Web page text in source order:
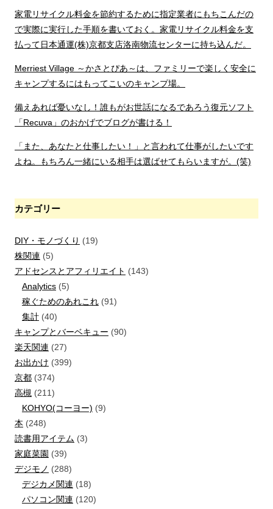
家電リサイクル料金を節約するために指定業者にもちこんだの
で実際に実行した手順を書いておく。家電リサイクル料金を支
払って日本通運(株)京都支店洛南物流センターに持ち込んだ。
Merriest Village ～かさとぴあ～は、ファミリーで楽しく安全に
キャンプするにはもってこいのキャンプ場。
備えあれば憂いなし！誰もがお世話になるであろう復元ソフト
「Recuva」のおかげでブログが書ける！
「また、あなたと仕事したい！」と言われて仕事がしたいです
よね。もちろん一緒にいる相手は選ばせてもらいますが。(笑)
カテゴリー
DIY・モノづくり (19)
株関連 (5)
アドセンスとアフィリエイト (143)
Analytics (5)
稼ぐためのあれこれ (91)
集計 (40)
キャンプとバーベキュー (90)
楽天関連 (27)
お出かけ (399)
京都 (374)
高槻 (211)
KOHYO(コーヨー) (9)
本 (248)
読書用アイテム (3)
家庭菜園 (39)
デジモノ (288)
デジカメ関連 (18)
パソコン関連 (120)